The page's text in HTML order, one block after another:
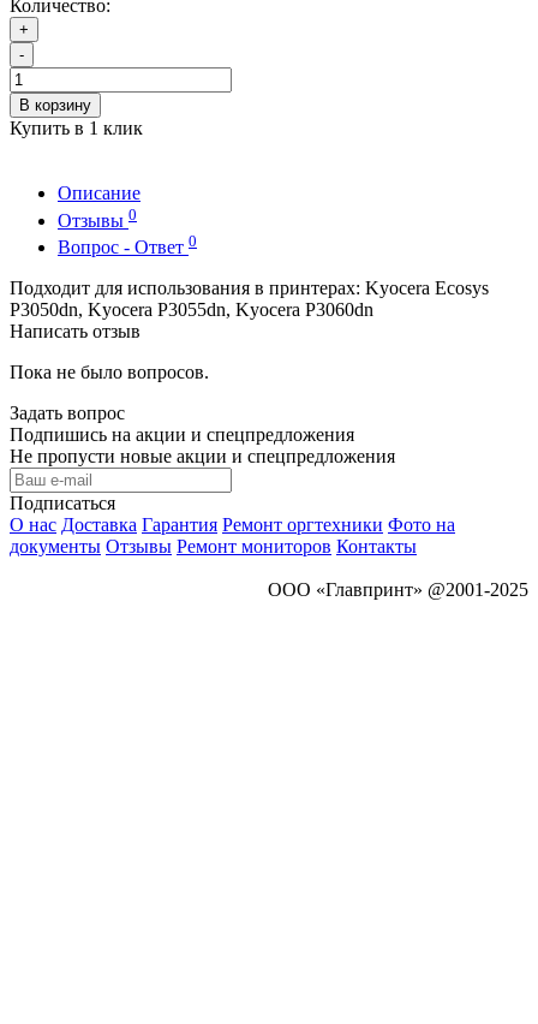
Количество:
+
-
В корзину
Купить в 1 клик
Описание
Отзывы 0
Вопрос - Ответ 0
Подходит для использования в принтерах: Kyocera Ecosys
P3050dn, Kyocera P3055dn, Kyocera P3060dn
Написать отзыв
Пока не было вопросов.
Задать вопрос
Подпишись на акции и спецпредложения
Не пропусти новые акции и спецпредложения
Подписаться
О нас Доставка Гарантия Ремонт оргтехники Фото на
документы Отзывы Ремонт мониторов Контакты
ООО «Главпринт» @2001-2025